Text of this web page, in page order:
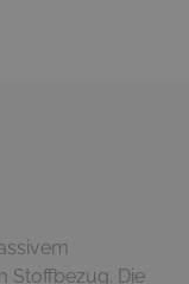
Stoffbezug. Die